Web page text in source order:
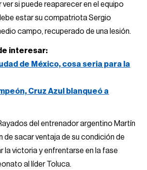
si puede reaparecer en el equipo
estar su compatriota Sergio
campo, recuperado de una lesión.
interesar:
de México, cosa seria para la
Cruz Azul blanqueó a
del entrenador argentino Martín
de sacar ventaja de su condición de
la victoria y enfrentarse en la fase
al líder Toluca.